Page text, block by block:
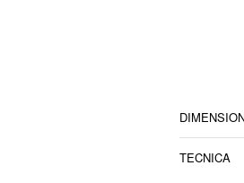
TECNICA